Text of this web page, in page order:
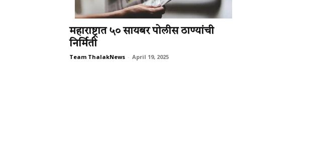
महाराष्ट्रात ५० सायबर पोलीस ठाण्यांची
निर्मिती
Team ThalakNews - April 19, 2025